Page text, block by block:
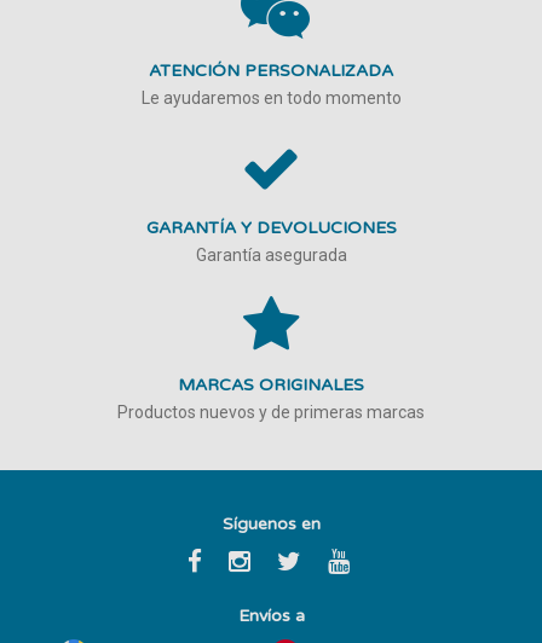
ATENCIÓN PERSONALIZADA
Le ayudaremos en todo momento
GARANTÍA Y DEVOLUCIONES
Garantía asegurada
MARCAS ORIGINALES
Productos nuevos y de primeras marcas
Síguenos en
Envíos a